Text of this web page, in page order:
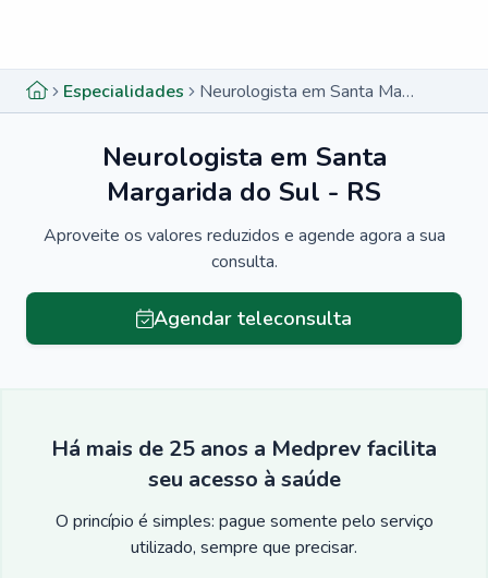
Especialidades Neurologista em Santa Margarida do Sul - RS
Neurologista em Santa
Margarida do Sul - RS
Aproveite os valores reduzidos e agende agora a sua
consulta.
Agendar teleconsulta
Há mais de 25 anos a Medprev facilita
seu acesso à saúde
O princípio é simples: pague somente pelo serviço
utilizado, sempre que precisar.